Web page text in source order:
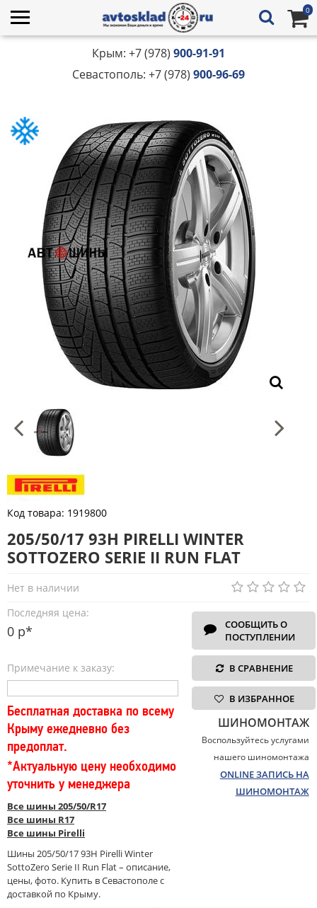
0
Крым: +7 (978) 900-91-91
Севастополь: +7 (978) 900-96-69
Код товара: 1919800
205/50/17 93H PIRELLI WINTER
SOTTOZERO SERIE II RUN FLAT
Нет в наличии
Последняя цена:
0 р*
Примечание к заказу:
Бесплатная доставка по всему
Крыму ежедневно без
предоплат.
*Актуальную цену необходимо
уточнить у менеджера
Все шины 205/50/R17
Все шины R17
Все шины Pirelli
Шины 205/50/17 93H Pirelli Winter
SottoZero Serie II Run Flat – описание,
цены, фото. Купить в Севастополе с
доставкой по Крыму.
СООБЩИТЬ О
ПОСТУПЛЕНИИ
В СРАВНЕНИЕ
В ИЗБРАННОЕ
ШИНОМОНТАЖ
Воспользуйтесь услугами
нашего шиномонтажа
ONLINE ЗАПИСЬ НА
ШИНОМОНТАЖ